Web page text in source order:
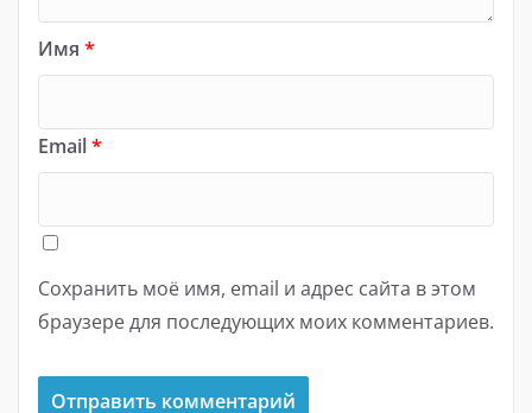
Имя *
Email*
Сохранить моё имя, email и адрес сайта в этом
браузере для последующих моих комментариев.